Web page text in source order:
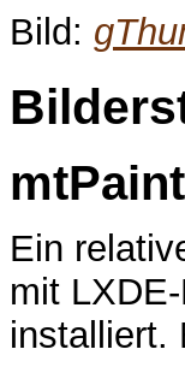
Bild:
mtPaint
Ein
mit
installiert.